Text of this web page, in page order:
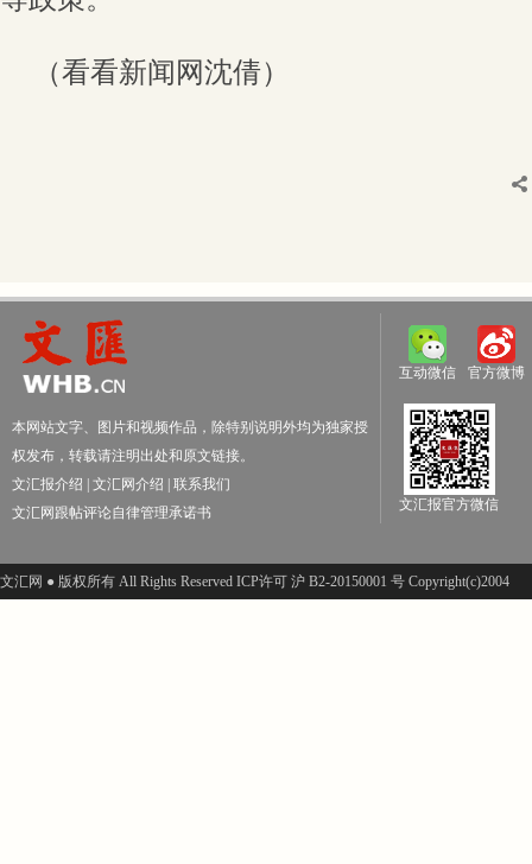
（看看新闻网沈倩）
本网站文字、图片和视频作品，除特别说明外均为独家授
权发布，转载请注明出处和原文链接。
文汇报介绍
文汇网介绍
联系我们
文汇网跟帖评论自律管理承诺书
互动微信 官方微博
文汇报官方微信
文汇网 ● 版权所有 All Rights Reserved ICP许可 沪 B2-20150001 号 Copyright(c)2004